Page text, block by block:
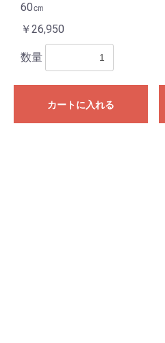
60㎝
￥26,950
数量
カートに入れる